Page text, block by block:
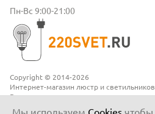
Copyright © 2014-2026
Интернет-магазин люстр и
Все права защищены
Пн-Вс 9:00-21:00
Мы используем Cookies чтобы